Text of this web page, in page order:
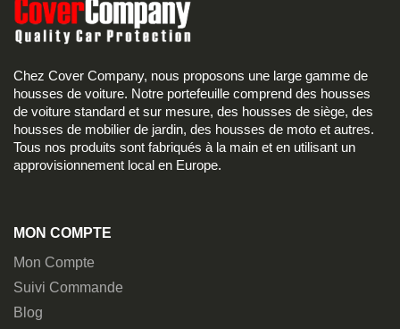
Chez Cover Company, nous proposons une large gamme de
housses de voiture. Notre portefeuille comprend des housses
de voiture standard et sur mesure, des housses de siège, des
housses de mobilier de jardin, des housses de moto et autres.
Tous nos produits sont fabriqués à la main et en utilisant un
approvisionnement local en Europe.
MON COMPTE
Mon Compte
Suivi Commande
Blog